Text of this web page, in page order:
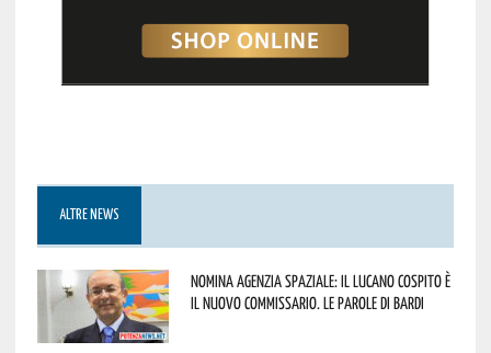
ALTRE NEWS
Nomina Agenzia Spaziale: il lucano Cospito è
il nuovo commissario. Le parole di Bardi